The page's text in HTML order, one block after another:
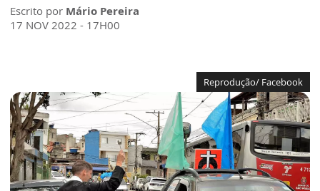
Escrito por Mário Pereira
17 NOV 2022 - 17H00
Reprodução/ Facebook